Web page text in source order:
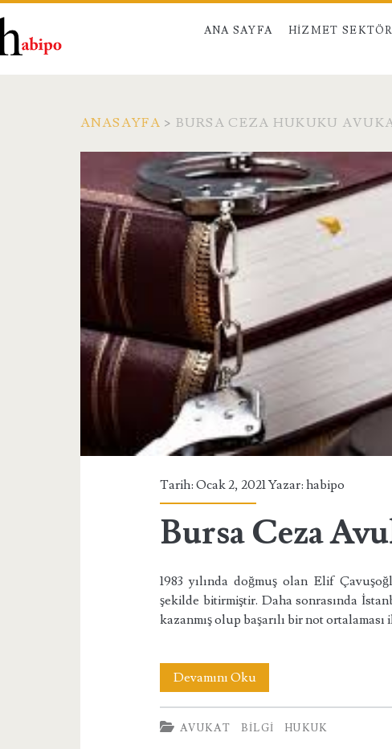
ANA SAYFA HIZMET
ANASAYFA > BURSA CEZA HUKUKU
Etiket:
<span>Bursa
Ceza
Hukuku
Avukatı
Elif
Çavuşoğlu</span>
Tarih: Ocak 2, 2021 Yazar:habipo
Bursa Ceza
1983 yılında doğmuş olan Elif
şekilde bitirmiştir. Daha sonrasında
kazanmış olup başarılı bir not
Devamını OkuBursa
Ceza
Avukatları
AVUKAT BILGI HUKUK